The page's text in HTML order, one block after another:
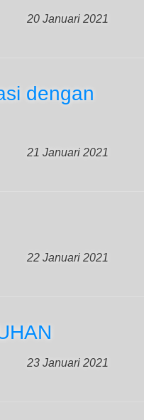
20 Januari 2021
dengan
21 Januari 2021
22 Januari 2021
23 Januari 2021